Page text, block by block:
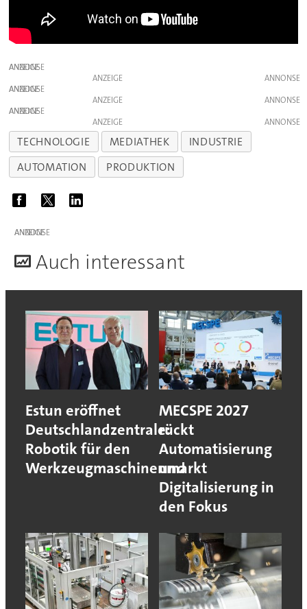
ANZEIGE
ANZEIGE
ANZEIGE
ANZEIGE
ANZEIGE
ANZEIGE
TECHNOLOGIE MEDIATHEK
INDUSTRIE
AUTOMATION
PRODUKTION
ANZEIGE
Auch interessant
Estun eröffnet
Deutschlandzentrale:
Robotik für den
Werkzeugmaschinenmarkt
MECSPE 2027
rückt
Automatisierung
und
Digitalisierung in
den Fokus